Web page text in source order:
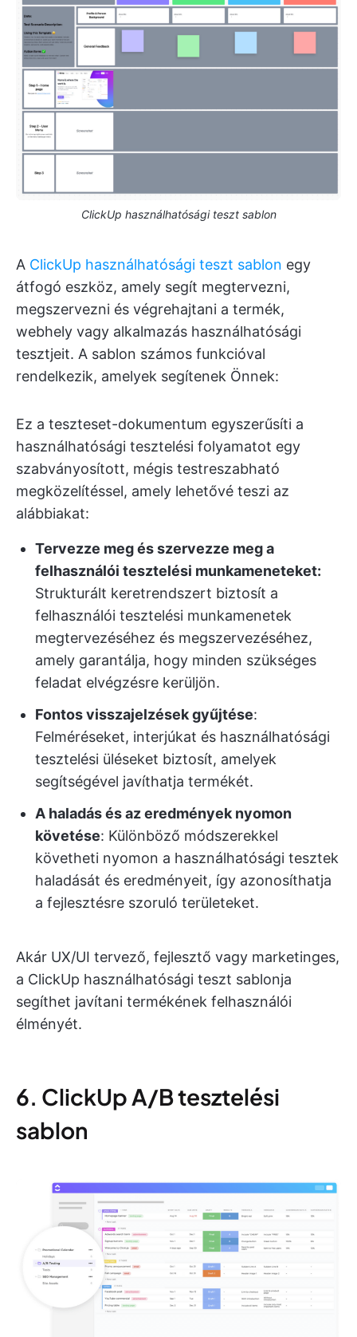
ClickUp használhatósági teszt sablon
A ClickUp használhatósági teszt sablon egy
átfogó eszköz, amely segít megtervezni,
megszervezni és végrehajtani a termék,
webhely vagy alkalmazás használhatósági
tesztjeit. A sablon számos funkcióval
rendelkezik, amelyek segítenek Önnek:
Ez a teszteset-dokumentum egyszerűsíti a
használhatósági tesztelési folyamatot egy
szabványosított, mégis testreszabható
megközelítéssel, amely lehetővé teszi az
alábbiakat:
Tervezze meg és szervezze meg a
felhasználói tesztelési munkameneteket:
Strukturált keretrendszert biztosít a
felhasználói tesztelési munkamenetek
megtervezéséhez és megszervezéséhez,
amely garantálja, hogy minden szükséges
feladat elvégzésre kerüljön.
Fontos visszajelzések gyűjtése:
Felméréseket, interjúkat és használhatósági
tesztelési üléseket biztosít, amelyek
segítségével javíthatja termékét.
A haladás és az eredmények nyomon
követése: Különböző módszerekkel
követheti nyomon a használhatósági tesztek
haladását és eredményeit, így azonosíthatja
a fejlesztésre szoruló területeket.
Akár UX/UI tervező, fejlesztő vagy marketinges,
a ClickUp használhatósági teszt sablonja
segíthet javítani termékének felhasználói
élményét.
6. ClickUp A/B tesztelési
sablon